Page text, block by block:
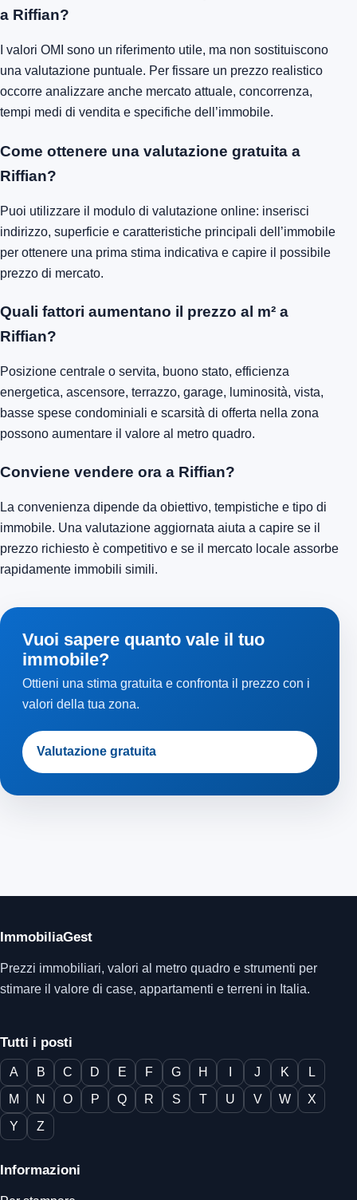
a Riffian?
I valori OMI sono un riferimento utile, ma non sostituiscono
una valutazione puntuale. Per fissare un prezzo realistico
occorre analizzare anche mercato attuale, concorrenza,
tempi medi di vendita e specifiche dell’immobile.
Come ottenere una valutazione gratuita a
Riffian?
Puoi utilizzare il modulo di valutazione online: inserisci
indirizzo, superficie e caratteristiche principali dell’immobile
per ottenere una prima stima indicativa e capire il possibile
prezzo di mercato.
Quali fattori aumentano il prezzo al m² a
Riffian?
Posizione centrale o servita, buono stato, efficienza
energetica, ascensore, terrazzo, garage, luminosità, vista,
basse spese condominiali e scarsità di offerta nella zona
possono aumentare il valore al metro quadro.
Conviene vendere ora a Riffian?
La convenienza dipende da obiettivo, tempistiche e tipo di
immobile. Una valutazione aggiornata aiuta a capire se il
prezzo richiesto è competitivo e se il mercato locale assorbe
rapidamente immobili simili.
Vuoi sapere quanto vale il tuo
immobile?
Ottieni una stima gratuita e confronta il prezzo con i
valori della tua zona.
Valutazione gratuita
ImmobiliaGest
Prezzi immobiliari, valori al metro quadro e strumenti per
stimare il valore di case, appartamenti e terreni in Italia.
Tutti i posti
A B C D E F G H J K
L
M
N O P Q R S T U V W
X
Y
Z
Informazioni